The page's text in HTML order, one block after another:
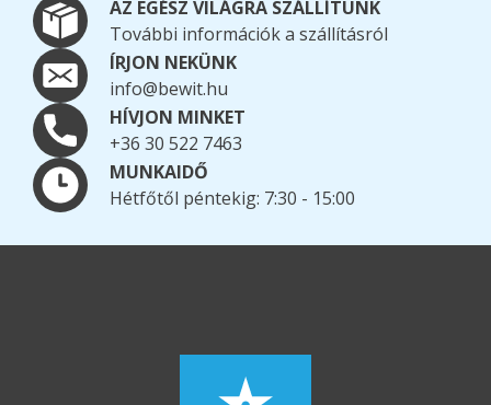
AZ EGÉSZ VILÁGRA SZÁLLÍTUNK
További információk a szállításról
ÍRJON NEKÜNK
info@bewit.hu
HÍVJON MINKET
+36 30 522 7463
MUNKAIDŐ
Hétfőtől péntekig: 7:30 - 15:00